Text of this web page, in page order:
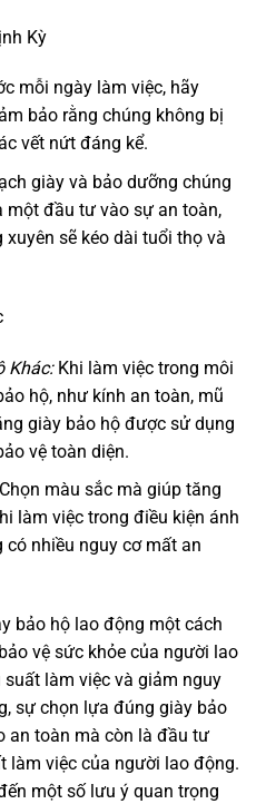
Kỳ
mỗi ngày làm việc, hãy
bảo rằng chúng không bị
vết nứt đáng kể.
giày và bảo dưỡng chúng
một đầu tư vào sự an toàn,
sẽ kéo dài tuổi thọ và
Khác:Khi làm việc trong môi
hộ, như kính an toàn, mũ
giày bảo hộ được sử dụng
vệ toàn diện.
màu sắc mà giúp tăng
làm việc trong điều kiện ánh
nhiều nguy cơ mất an
bảo hộ lao động một cách
vệ sức khỏe của người lao
làm việc và giảm nguy
sự chọn lựa đúng giày bảo
an toàn mà còn là đầu tư
làm việc của người lao động.
một số lưu ý quan trọng